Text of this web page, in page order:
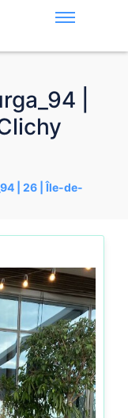
|
| 26 | Île-de-